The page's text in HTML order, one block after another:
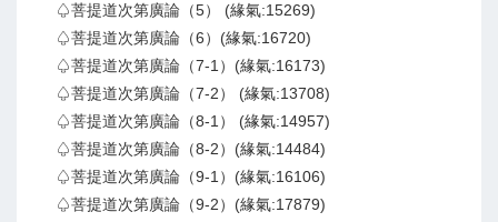
♤菩提道次第廣論（5） (緣氣:15269)
♤菩提道次第廣論（6）(緣氣:16720)
♤菩提道次第廣論（7-1）(緣氣:16173)
♤菩提道次第廣論（7-2） (緣氣:13708)
♤菩提道次第廣論（8-1） (緣氣:14957)
♤菩提道次第廣論（8-2）(緣氣:14484)
♤菩提道次第廣論（9-1）(緣氣:16106)
♤菩提道次第廣論（9-2）(緣氣:17879)